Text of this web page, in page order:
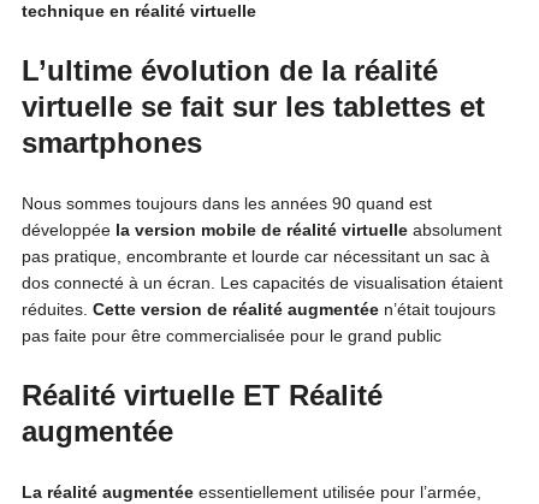
technique en réalité virtuelle
L’ultime évolution de la réalité
virtuelle se fait sur les tablettes et
smartphones
Nous sommes toujours dans les années 90 quand est
développée la version mobile de réalité virtuelleabsolument
pas pratique, encombrante et lourde car nécessitant un sac à
dos connecté à un écran. Les capacités de visualisation étaient
réduites. Cette version de réalité augmentéen’était toujours
pas faite pour être commercialisée pour le grand public
Réalité virtuelle ET Réalité
augmentée
La réalité augmentéeessentiellement utilisée pour l’armée,